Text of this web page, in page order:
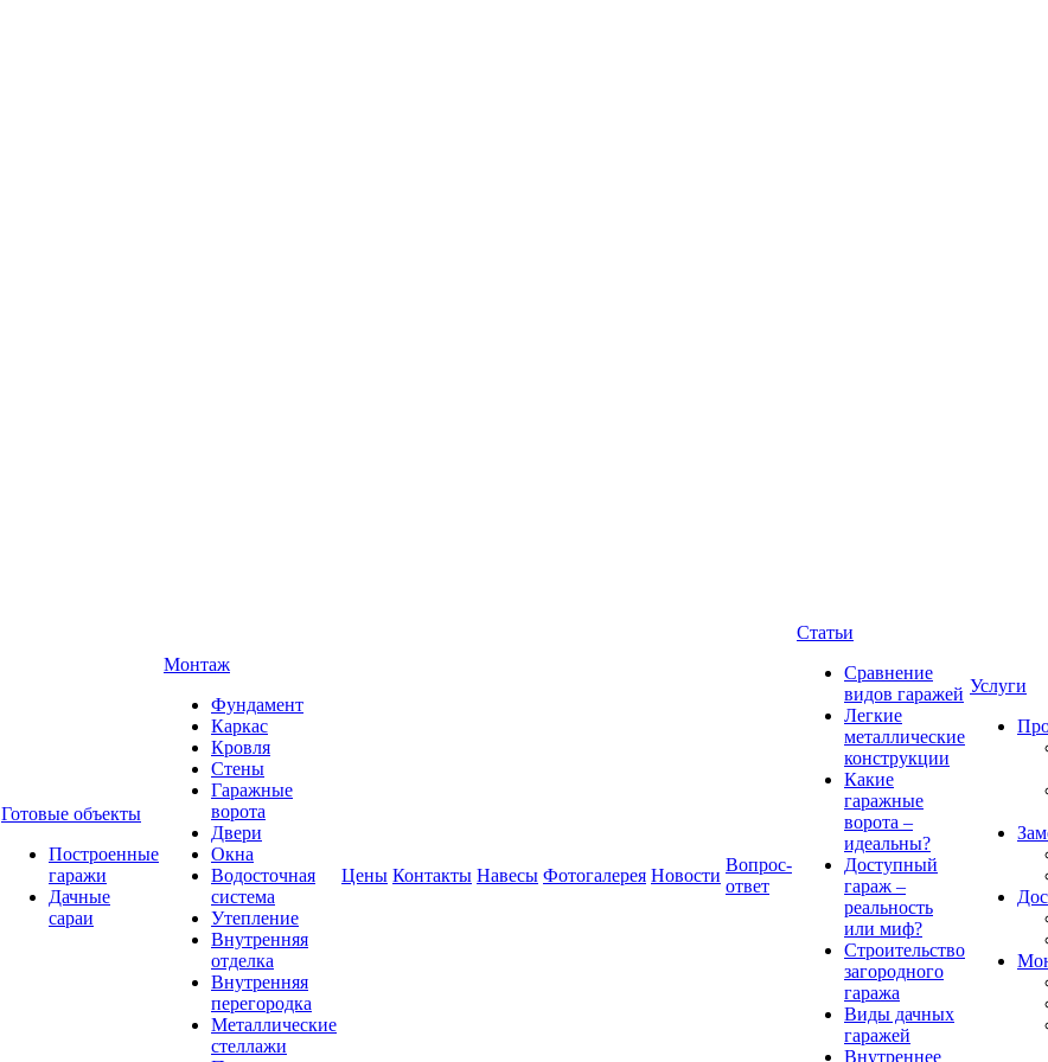
Готовые объекты
Построенные
гаражи
Дачные
сараи
Монтаж
Фундамент
Каркас
Кровля
Стены
Гаражные
ворота
Двери
Окна
Водосточная
система
Утепление
Внутренняя
отделка
Внутренняя
перегородка
Металлические
стеллажи
Цены Контакты Навесы Фотогалерея Новости
Вопрос-
ответ
Статьи
Сравнение
видов гаражей
Легкие
металлические
конструкции
Какие
гаражные
ворота –
идеальны?
Доступный
гараж –
реальность
или миф?
Строительство
загородного
гаража
Виды дачных
гаражей
Внутреннее
Услуги